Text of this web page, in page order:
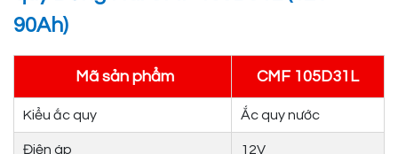
90Ah)
Mã sản phẩm CMF 105D31L
Kiểu ắc quy Ắc quy nước
Điện áp 12V